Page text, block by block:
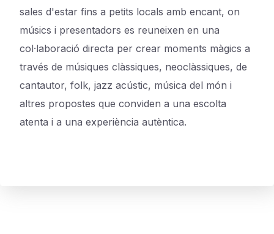
sales d'estar fins a petits locals amb encant, on
músics i presentadors es reuneixen en una
col·laboració directa per crear moments màgics a
través de músiques clàssiques, neoclàssiques, de
cantautor, folk, jazz acústic, música del món i
altres propostes que conviden a una escolta
atenta i a una experiència autèntica.